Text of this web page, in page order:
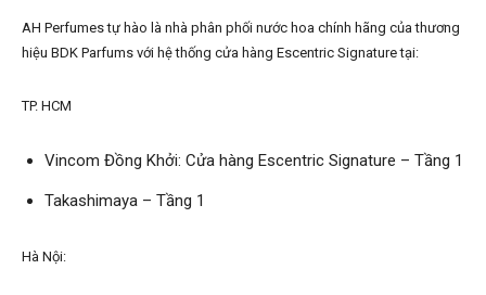
AH Perfumes tự hào là nhà phân phối nước hoa chính hãng của thương
hiệu BDK Parfums với hệ thống cửa hàng Escentric Signature tại:
TP. HCM
Vincom Đồng Khởi: Cửa hàng Escentric Signature – Tầng 1
Takashimaya – Tầng 1
Hà Nội: